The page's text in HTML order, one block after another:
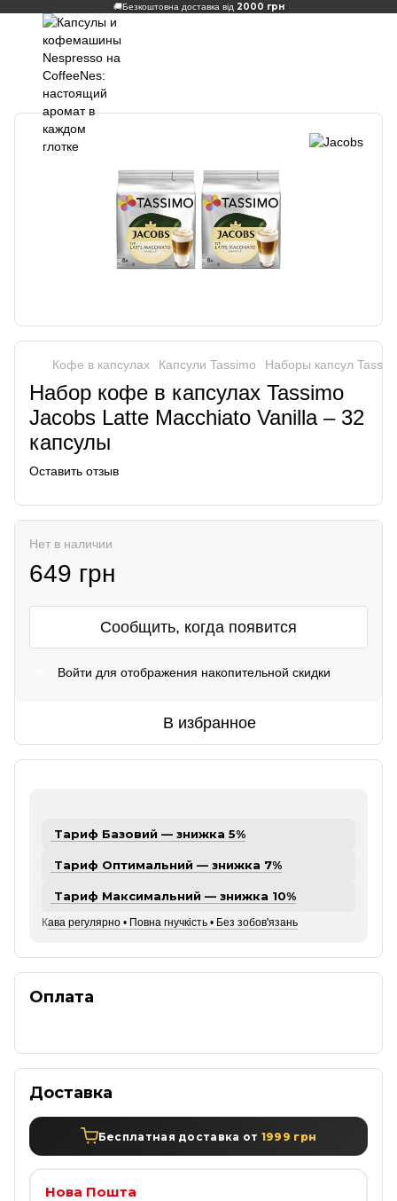
🚚Безкоштовна доставка від 2000 грн
Кофе в капсулах Капсули Tassimo Наборы капсул
Набор кофе в капсулах Tassimo
Jacobs Latte Macchiato Vanilla – 32
капсулы
Оставить отзыв
Нет в наличии
649 грн
Сообщить, когда появится
Войти для отображения накопительной скидки
В избранное
Тариф Базовий — знижка 5%
Тариф Оптимальний — знижка 7%
Тариф Максимальний — знижка 10%
Кава регулярно • Повна гнучкість • Без зобов'язань
Оплата
Доставка
Бесплатная доставка от 1999 грн
Нова Пошта